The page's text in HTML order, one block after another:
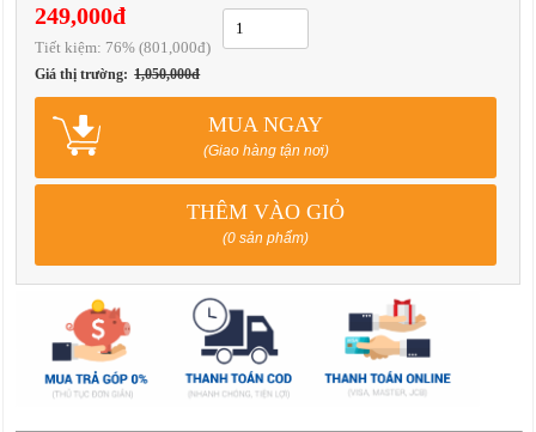
249,000đ
Tiết kiệm: 76% (801,000đ)
Giá thị trường: 1,050,000đ
MUA NGAY
(Giao hàng tận nơi)
THÊM VÀO GIỎ
(0 sản phẩm)